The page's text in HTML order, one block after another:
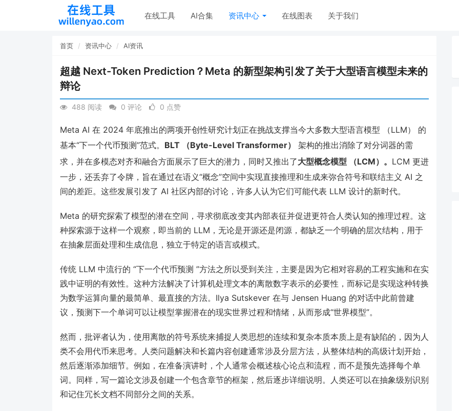
在线工具 AI合集 资讯中心 在线图表 关于我们
首页 资讯中心 AI资讯
超越 Next-Token Prediction？Meta 的新型架构引发了关于大型语言模型未来的
辩论
488 阅读 0 评论 0 点赞
Meta AI 在 2024 年底推出的两项开创性研究计划正在挑战支撑当今大多数大型语言模型 （LLM） 的
基本“下一个代币预测”范式。 BLT （Byte-Level Transformer）
架构的推出消除了对分词器的需
求，并在多模态对齐和融合方面展示了巨大的潜力，同时又推出了大型概念模型 （LCM）。 LCM 更进
一步，还丢弃了令牌，旨在通过在语义“概念”空间中实现直接推理和生成来弥合符号和联结主义 AI 之
间的差距。这些发展引发了 AI 社区内部的讨论，许多人认为它们可能代表 LLM 设计的新时代。
Meta 的研究探索了模型的潜在空间，寻求彻底改变其内部表征并促进更符合人类认知的推理过程。这
种探索源于这样一个观察，即当前的 LLM，无论是开源还是闭源，都缺乏一个明确的层次结构，用于
在抽象层面处理和生成信息，独立于特定的语言或模式。
传统 LLM 中流行的 “下一个代币预测 ”方法之所以受到关注，主要是因为它相对容易的工程实施和在实
践中证明的有效性。这种方法解决了计算机处理文本的离散数字表示的必要性，而标记是实现这种转换
为数学运算向量的最简单、最直接的方法。Ilya Sutskever 在与 Jensen Huang 的对话中此前曾建
议，预测下一个单词可以让模型掌握潜在的现实世界过程和情绪，从而形成“世界模型”。
然而，批评者认为，使用离散的符号系统来捕捉人类思想的连续和复杂本质本质上是有缺陷的，因为人
类不会用代币来思考。人类问题解决和长篇内容创建通常涉及分层方法，从整体结构的高级计划开始，
然后逐渐添加细节。例如，在准备演讲时，个人通常会概述核心论点和流程，而不是预先选择每个单
词。同样，写一篇论文涉及创建一个包含章节的框架，然后逐步详细说明。人类还可以在抽象级别识别
和记住冗长文档不同部分之间的关系。